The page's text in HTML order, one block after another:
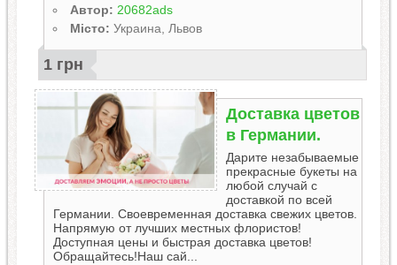
Автор: 20682ads
Місто: Украина, Львов
1 грн
Дocтавка цветов
в Германии.
Дарите незабываемые
прекрасные букеты на
любой случай с
доставкой по всей
Германии. Своевременная доставка свежих цветов.
Напрямую от лучших местных флористов!
Доступная цены и быстрая доставка цветов!
Обращайтесь!Наш сай...